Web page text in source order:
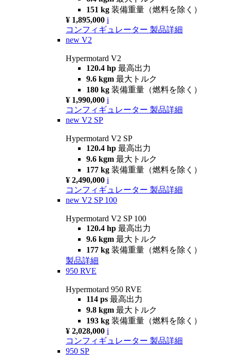
151 kg 装備重量（燃料を除く）
¥ 1,895,000 i
コンフィギュレーター 製品詳細
new V2
Hypermotard V2
120.4 hp 最高出力
9.6 kgm 最大トルク
180 kg 装備重量（燃料を除く）
¥ 1,990,000 i
コンフィギュレーター 製品詳細
new V2 SP
Hypermotard V2 SP
120.4 hp 最高出力
9.6 kgm 最大トルク
177 kg 装備重量（燃料を除く）
¥ 2,490,000 i
コンフィギュレーター 製品詳細
new V2 SP 100
Hypermotard V2 SP 100
120.4 hp 最高出力
9.6 kgm 最大トルク
177 kg 装備重量（燃料を除く）
製品詳細
950 RVE
Hypermotard 950 RVE
114 ps 最高出力
9.8 kgm 最大トルク
193 kg 装備重量（燃料を除く）
¥ 2,028,000 i
コンフィギュレーター 製品詳細
950 SP